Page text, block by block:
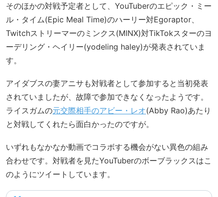
そのほかの対戦予定者として、YouTuberのエピック・ミー
ル・タイム(Epic Meal Time)のハーリー対Egoraptor、
Twitchストリーマーのミンクス(MINX)対TikTokスターのヨ
ーデリング・ヘイリー(yodeling haley)が発表されていま
す。
アイダブスの妻アニサも対戦者として参加すると当初発表
されていましたが、故障で参加できなくなったようです。
ライスガムの元交際相手のアビー・レオ(Abby Rao)あたり
と対戦してくれたら面白かったのですが。
いずれもなかなか動画でコラボする機会がない異色の組み
合わせです。対戦者を見たYouTuberのボーブラックスはこ
のようにツイートしています。